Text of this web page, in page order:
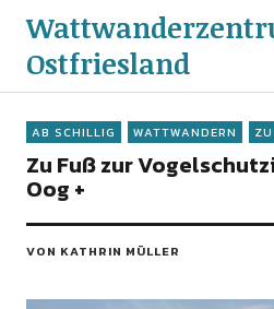
Ostfriesland
AB SCHILLIG WATTWANDERN
Zu Fuß zur
Oog +
VON KATHRIN MÜLLER